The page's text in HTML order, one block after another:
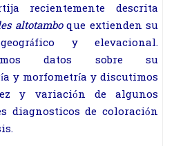
recientemente descrita
altotamboque extienden su
y elevacional.
datos sobre su
y morfometría y discutimos
y variación de algunos
diagnosticos de coloración